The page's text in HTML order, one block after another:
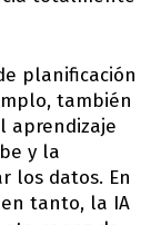
planificación
también
aprendizaje
y la
los datos. En
tanto, la IA